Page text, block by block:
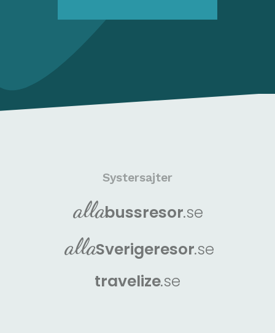
Systersajter
allabussresor.se
allaSverigeresor.se
travelize.se